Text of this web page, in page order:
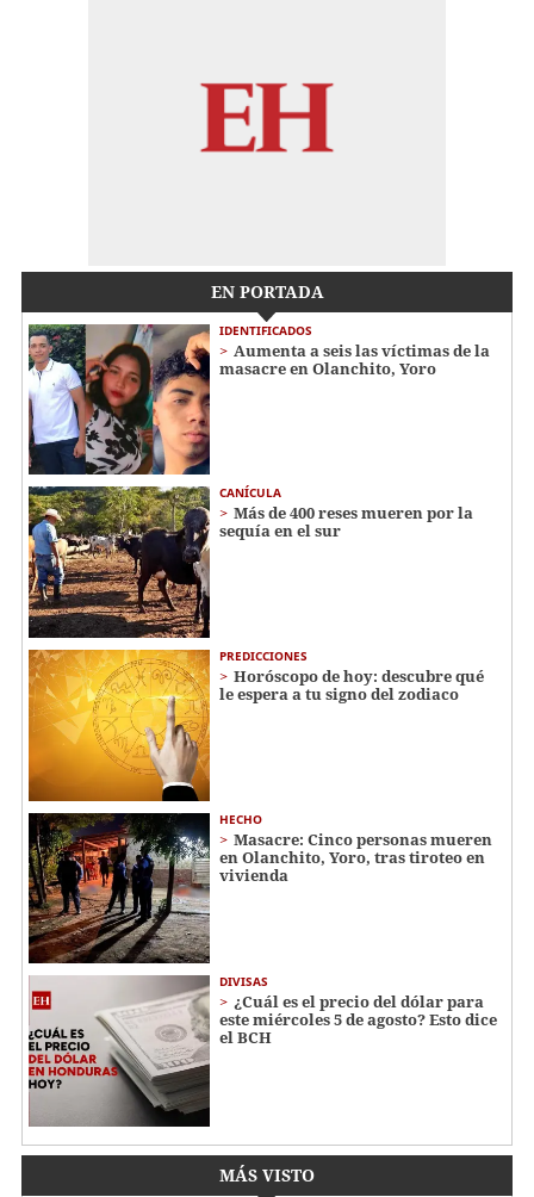
EN PORTADA
IDENTIFICADOS
Aumenta a seis las víctimas de la
masacre en Olanchito, Yoro
CANÍCULA
Más de 400 reses mueren por la
sequía en el sur
PREDICCIONES
Horóscopo de hoy: descubre qué
le espera a tu signo del zodiaco
HECHO
Masacre: Cinco personas mueren
en Olanchito, Yoro, tras tiroteo en
vivienda
DIVISAS
¿Cuál es el precio del dólar para
este miércoles 5 de agosto? Esto dice
el BCH
MÁS VISTO